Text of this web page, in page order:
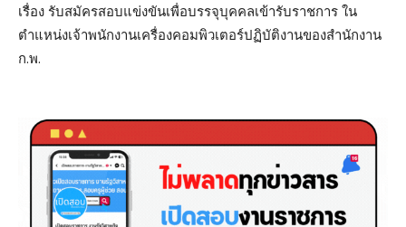
เรื่อง รับสมัครสอบแข่งขันเพื่อบรรจุบุคคลเข้ารับราชการ ใน
ตำแหน่งเจ้าพนักงานเครื่องคอมพิวเตอร์ปฏิบัติงานของสำนักงาน
ก.พ.